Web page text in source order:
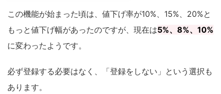
この機能が始まった頃は、値下げ率が10%、15%、20%と
もっと値下げ幅があったのですが、現在は5%、8%、10%
に変わったようです。
必ず登録する必要はなく、「登録をしない」という選択も
あります。